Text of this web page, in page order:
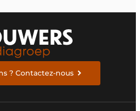
? Contactez-nous